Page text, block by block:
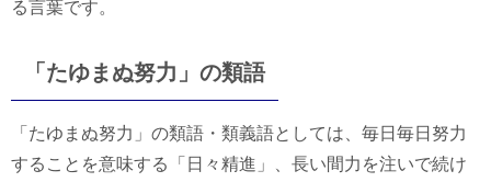
る言葉です。
「たゆまぬ努力」の類語
「たゆまぬ努力」の類語・類義語としては、毎日毎日努力
することを意味する「日々精進」、長い間力を注いで続け